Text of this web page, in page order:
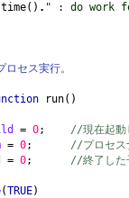
time() . " : do work
セス実行。
run()
= 0;
//現在起動
= 0;
//プロセス
= 0; //終了した
(TRUE)